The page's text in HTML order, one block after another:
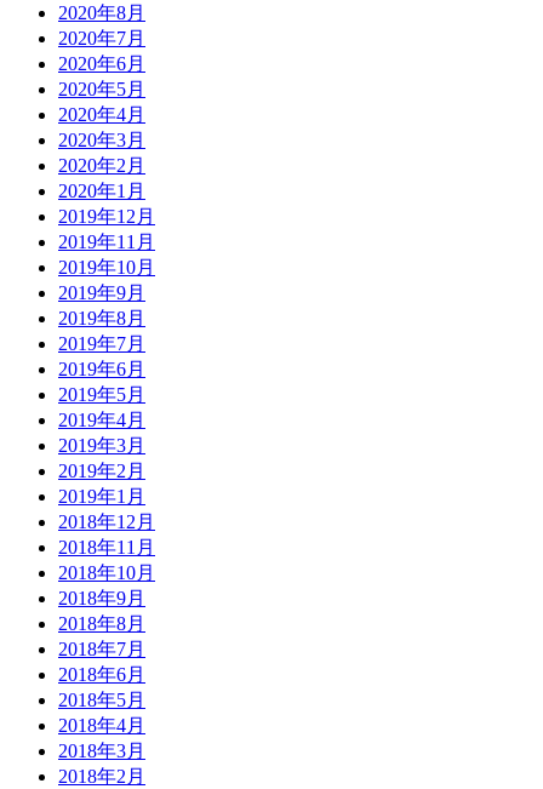
2020年8月
2020年7月
2020年6月
2020年5月
2020年4月
2020年3月
2020年2月
2020年1月
2019年12月
2019年11月
2019年10月
2019年9月
2019年8月
2019年7月
2019年6月
2019年5月
2019年4月
2019年3月
2019年2月
2019年1月
2018年12月
2018年11月
2018年10月
2018年9月
2018年8月
2018年7月
2018年6月
2018年5月
2018年4月
2018年3月
2018年2月